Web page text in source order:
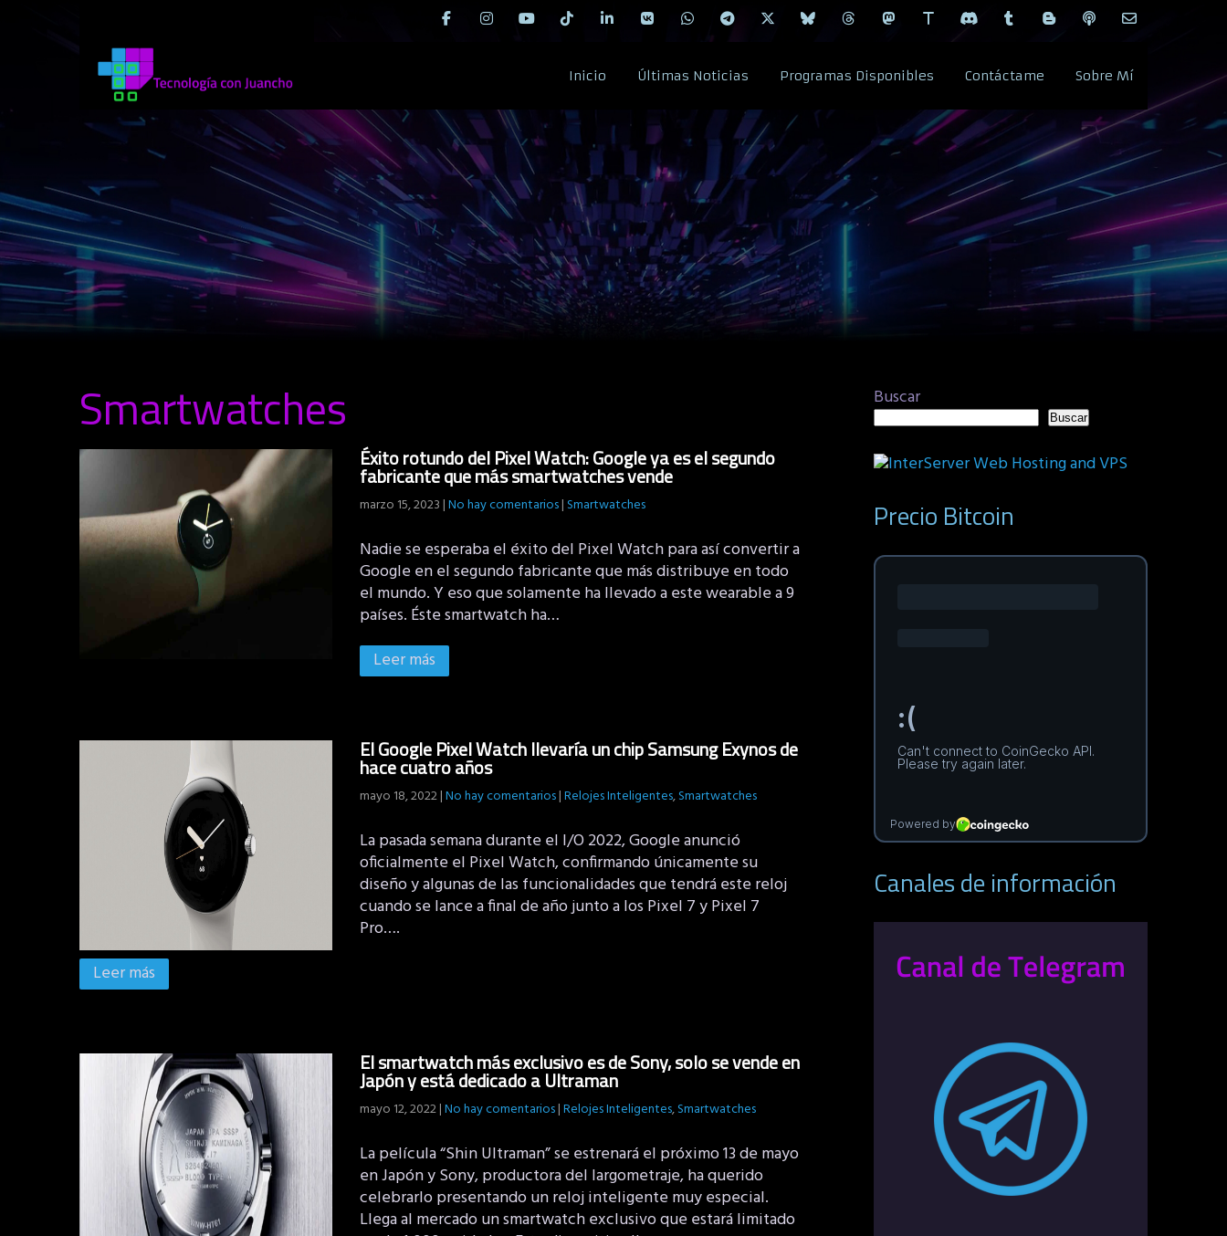
Inicio Últimas Noticias Programas Disponibles Contáctame Sobre Mí
Smartwatches
Éxito rotundo del Pixel Watch: Google ya es el segundo
fabricante que más smartwatches vende
marzo 15, 2023|No hay comentarios|Smartwatches
Nadie se esperaba el éxito del Pixel Watch para así convertir a
Google en el segundo fabricante que más distribuye en todo
el mundo. Y eso que solamente ha llevado a este wearable a 9
países. Éste smartwatch ha…
Leer más
El Google Pixel Watch llevaría un chip Samsung Exynos de
hace cuatro años
mayo 18, 2022|No hay comentarios|Relojes Inteligentes,Smartwatches
La pasada semana durante el I/O 2022, Google anunció
oficialmente el Pixel Watch, confirmando únicamente su
diseño y algunas de las funcionalidades que tendrá este reloj
cuando se lance a final de año junto a los Pixel 7 y Pixel 7
Pro….
Leer más
El smartwatch más exclusivo es de Sony, solo se vende en
Japón y está dedicado a Ultraman
mayo 12, 2022|No hay comentarios|Relojes Inteligentes,Smartwatches
La película “Shin Ultraman” se estrenará el próximo 13 de mayo
en Japón y Sony, productora del largometraje, ha querido
celebrarlo presentando un reloj inteligente muy especial.
Llega al mercado un smartwatch exclusivo que estará limitado
Buscar
Buscar
Precio Bitcoin
Canales de información